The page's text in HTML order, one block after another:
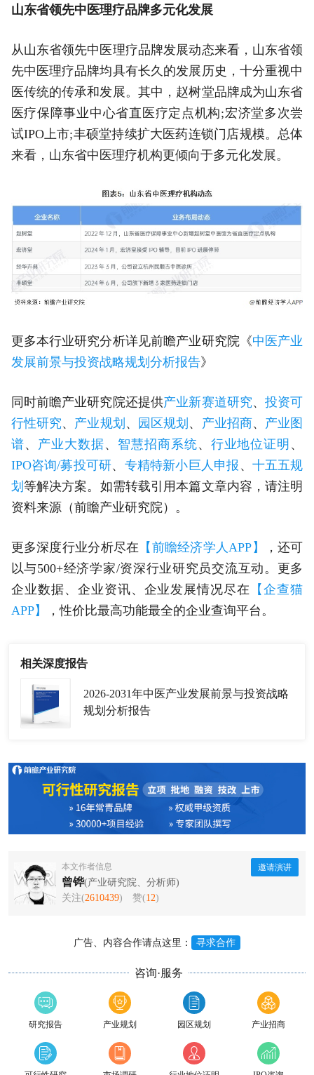
山东省领先中医理疗品牌多元化发展
从山东省领先中医理疗品牌发展动态来看，山东省领
先中医理疗品牌均具有长久的发展历史，十分重视中
医传统的传承和发展。其中，赵树堂品牌成为山东省
医疗保障事业中心省直医疗定点机构;宏济堂多次尝
试IPO上市;丰硕堂持续扩大医药连锁门店规模。总体
来看，山东省中医理疗机构更倾向于多元化发展。
更多本行业研究分析详见前瞻产业研究院《中医产业
发展前景与投资战略规划分析报告》
同时前瞻产业研究院还提供产业新赛道研究、投资可
行性研究、 产业规划 、 园区规划 、 产业招商、 产业图
谱、 产业大数据、 智慧招商系统、 行业地位证明 、
IPO咨询/募投可研、 专精特新小巨人申报 、 十五五规
划 等解决方案。如需转载引用本篇文章内容，请注明
资料来源（前瞻产业研究院）。
更多深度行业分析尽在 【前瞻经济学人APP】
，还可
以与500+经济学家/资深行业研究员交流互动。更多
企业数据、企业资讯、企业发展情况尽在
【企查猫
APP】
，性价比最高功能最全的企业查询平台。
相关深度报告
2026-2031年中医产业发展前景与投资战略
规划分析报告
本文作者信息
曾铧(产业研究院、分析师)
关注(2610439) 赞(12)
邀请演讲
广告、内容合作请点这里： 寻求合作
咨询·服务
研究报告 产业规划 园区规划 产业招商